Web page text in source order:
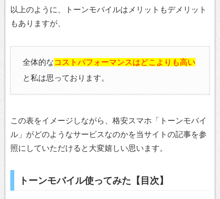
以上のように、トーンモバイルはメリットもデメリット
もありますが、
全体的なコストパフォーマンスはどこよりも高い
と私は思っております。
この表をイメージしながら、格安スマホ「トーンモバイ
ル」がどのようなサービスなのかを当サイトの記事を参
照にしていただけると大変嬉しい思います。
トーンモバイル使ってみた【目次】